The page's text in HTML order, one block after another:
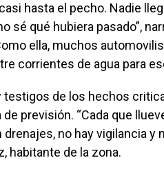
hasta el pecho. Nadie
sé qué hubiera pasado”,
ella, muchos
corrientes de agua para
testigos de los hechos
previsión. “Cada que
no hay vigilancia y
habitante de la zona.